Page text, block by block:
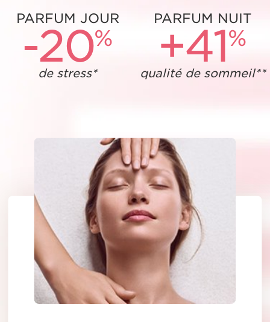
PARFUM JOUR
-20%
de stress*
PARFUM NUIT
+41%
qualité de sommeil**